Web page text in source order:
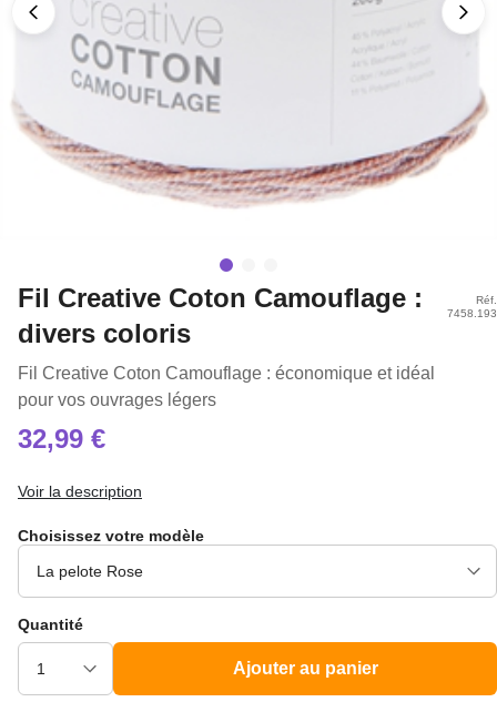
Fil Creative Coton Camouflage :
divers coloris
Fil Creative Coton Camouflage : économique et idéal
pour vos ouvrages légers
Réf.
7458.193
32,99 €
Voir la description
Choisissez votre modèle
Quantité
Ajouter au panier